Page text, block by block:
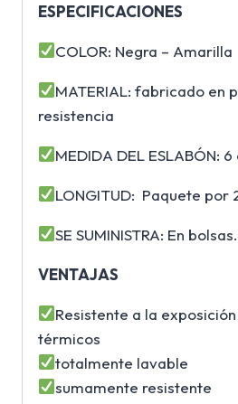
ESPECIFICACIONES
COLOR: Negra – Amarilla
MATERIAL: fabricado en
resistencia
MEDIDA DEL ESLABÓN: 6
LONGITUD: Paquete por
SE SUMINISTRA: En bolsas.
VENTAJAS
Resistente a la
térmicos
totalmente lavable
sumamente resistente